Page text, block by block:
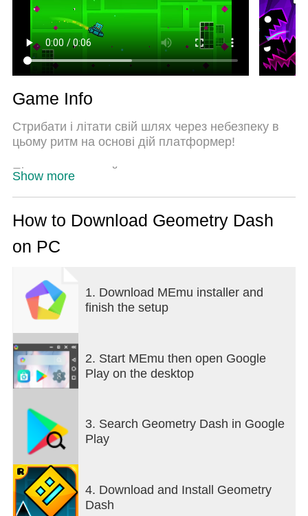
Game Info
Стрибати і літати свій шлях через небезпеку в
цьому ритм на основі дій платформер!
Підготовка до майже неможливим завданням в
шлях через небезпечні проходи і колючі
рівнів, які будуть тримати вас розважали
протягом кількох годин!
особливості гри
• Ритм на основі дій платформер!
• Безліч рівнів з унікальними звуковими
доріжками!
допомогою редактора рівнів!
• Відкрий нові іконки і кольору для
налаштування вашого персонажа!
• Використовуйте режим практики, щоб
відточувати свої навички!
• Безліч досягнень і нагород!
Show more
How to Download Geometry Dash
on PC
1. Download MEmu installer and
finish the setup
2. Start MEmu then open Google
Play on the desktop
3. Search Geometry Dash in Google
Play
4. Download and Install Geometry
Dash